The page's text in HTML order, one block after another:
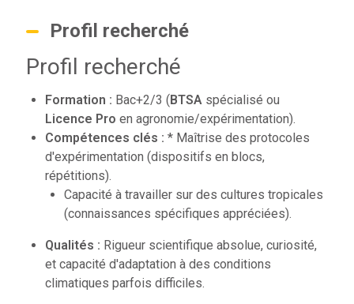
Profil recherché
Profil recherché
Formation : Bac+2/3 (BTSAspécialisé ou
Licence Pro en agronomie/expérimentation).
Compétences clés : * Maîtrise des protocoles
d'expérimentation (dispositifs en blocs,
répétitions).
Capacité à travailler sur des cultures tropicales
(connaissances spécifiques appréciées).
Qualités : Rigueur scientifique absolue, curiosité,
et capacité d'adaptation à des conditions
climatiques parfois difficiles.